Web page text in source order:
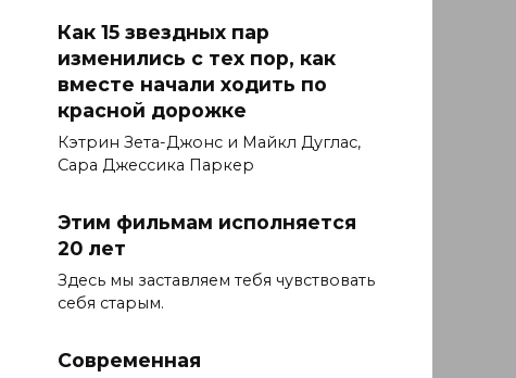
Как 15 звездных пар
изменились с тех пор, как
вместе начали ходить по
красной дорожке
Кэтрин Зета-Джонс и Майкл Дуглас,
Сара Джессика Паркер
Этим фильмам исполняется
20 лет
Здесь мы заставляем тебя чувствовать
себя старым.
Современная